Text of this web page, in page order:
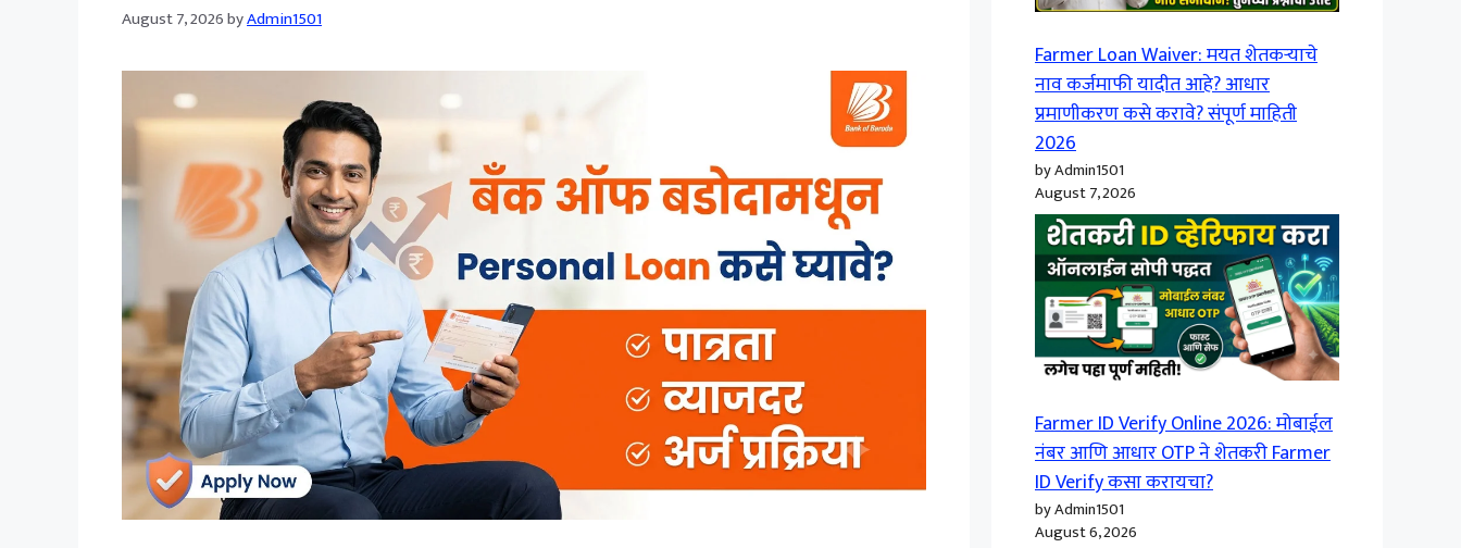
August 7, 2026byAdmin1501
Farmer Loan Waiver: मयत शेतकऱ्याचे
नाव कर्जमाफी यादीत आहे? आधार
प्रमाणीकरण कसे करावे? संपूर्ण माहिती
2026
by Admin1501
August 7, 2026
Farmer ID Verify Online 2026: मोबाईल
नंबर आणि आधार OTP ने शेतकरी Farmer
ID Verify कसा करायचा?
by Admin1501
August 6, 2026